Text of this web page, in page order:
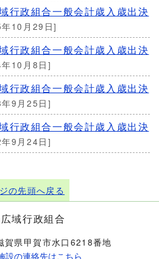
行政組合一般会計歳入歳出決
10月29日]
行政組合一般会計歳入歳出決
10月8日]
行政組合一般会計歳入歳出決
9月25日]
行政組合一般会計歳入歳出決
9月24日]
の先頭へ戻る
域行政組合
県甲賀市水口6218番地
設の連絡先はこちら